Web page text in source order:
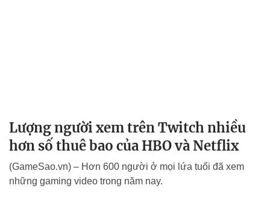
Lượng người xem trên Twitch nhiều
hơn số thuê bao của HBO và Netflix
(GameSao.vn) – Hơn 600 người ở mọi lứa tuổi đã xem
những gaming video trong năm nay.